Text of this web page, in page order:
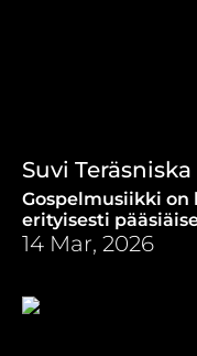
Suvi Teräsniska
Gospelmusiikki on
erityisesti
aikaa, jossa on
14 Mar, 2026